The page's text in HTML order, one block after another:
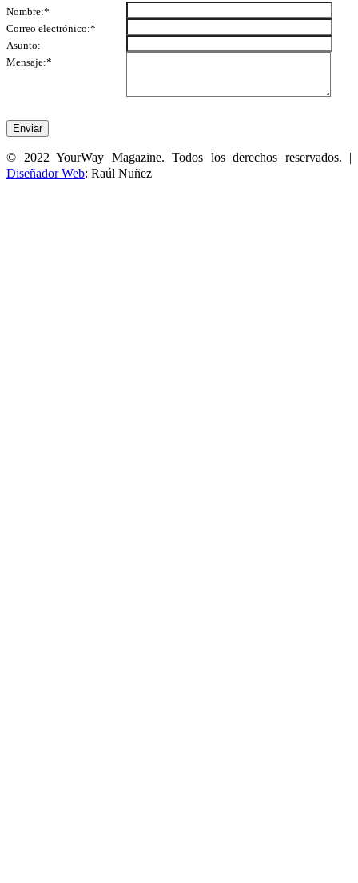
Nombre:*
Correo electrónico:*
Asunto:
Mensaje:*
© 2022 YourWay Magazine. Todos los derechos reservados. |
Diseñador Web: Raúl Nuñez